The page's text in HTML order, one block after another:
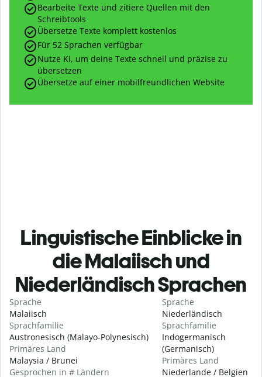
Bearbeite Texte und zitiere Quellen mit den
Schreibtools
Übersetze Texte komplett kostenlos
Für 52 Sprachen verfügbar
Nutze KI, um deine Texte schnell und präzise zu
übersetzen
Übersetze auf einer mobilfreundlichen Website
Linguistische Einblicke in
die Malaiisch und
Niederländisch Sprachen
Sprache
Malaiisch
Sprachfamilie
Austronesisch (Malayo-Polynesisch)
Primäres Land
Malaysia / Brunei
Gesprochen in # Ländern
Sprache
Niederländisch
Sprachfamilie
Indogermanisch
(Germanisch)
Primäres Land
Niederlande / Belgien